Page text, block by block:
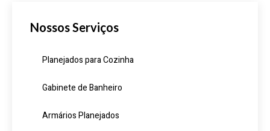
Nossos Serviços
Planejados para Cozinha
Gabinete de Banheiro
Armários Planejados